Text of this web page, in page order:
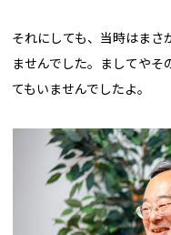
それにしても、当時はまさ
ませんでした。ましてやそ
てもいませんでしたよ。